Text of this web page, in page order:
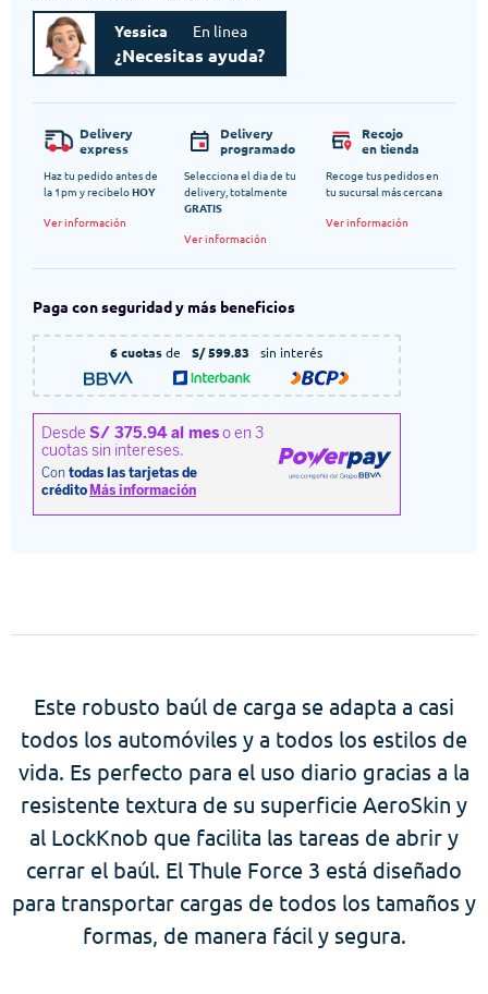
Yessica En linea
¿Necesitas ayuda?
Delivery
express
Haz tu pedido antes de
la 1pm y recibeloHOY
Ver información
Delivery
programado
Selecciona el dia de tu
delivery, totalmente
GRATIS
Ver información
Recojo
en tienda
Recoge tus pedidos en
tu sucursal más cercana
Ver información
Paga con seguridad y más beneficios
6 cuotasde S/ 599.83 sin interés
Este robusto baúl de carga se adapta a casi
todos los automóviles y a todos los estilos de
vida. Es perfecto para el uso diario gracias a la
resistente textura de su superficie AeroSkin y
al LockKnob que facilita las tareas de abrir y
cerrar el baúl. El Thule Force 3 está diseñado
para transportar cargas de todos los tamaños y
formas, de manera fácil y segura.